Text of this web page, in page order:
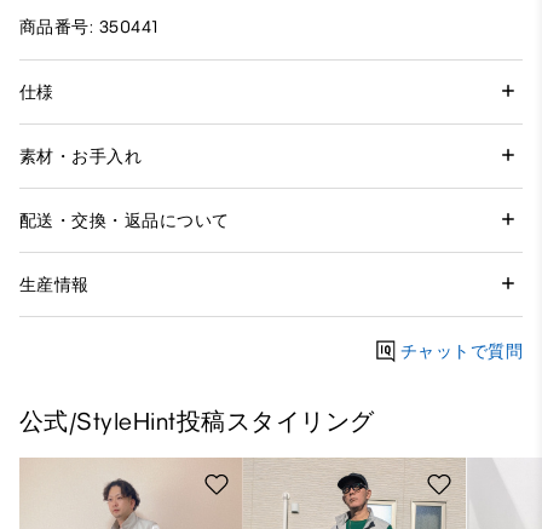
商品番号: 350441
仕様
素材・お手入れ
配送・交換・返品について
生産情報
チャットで質問
公式/StyleHint投稿スタイリング